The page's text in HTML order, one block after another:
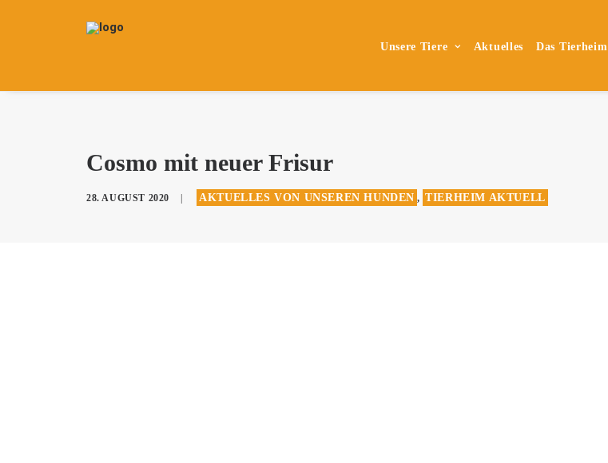
Unsere Tiere Aktuelles Das Tierheim
Cosmo mit neuer Frisur
28. AUGUST 2020 AKTUELLES VON UNSEREN HUNDEN , TIERHEIM AKTUELL